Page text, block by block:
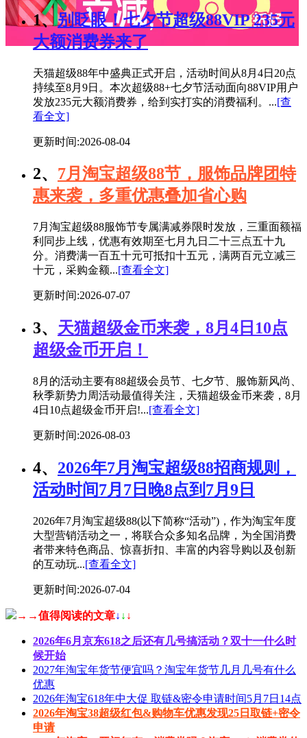
1、 别眨眼！七夕节超级88VIP 235元
大额消费券来了
天猫超级88年中盛典正式开启，活动时间从8月4日20点
持续至8月9日。本次超级88+七夕节活动面向88VIP用户
发放235元大额消费券，给到实打实的消费福利。...[查
看全文]
更新时间:2026-08-04
2、 7月淘宝超级88节，服饰品牌团特
惠来袭，多重优惠叠加省心购
7月淘宝超级88服饰节专属满减券限时发放，三重面额福
利同步上线，优惠有效期至七月九日二十三点五十九
分。消费满一百五十元可抵扣十五元，满两百元立减三
十元，采购金额...[查看全文]
更新时间:2026-07-07
3、 天猫超级金币来袭，8月4日10点
超级金币开启！
8月的活动主要有88超级会员节、七夕节、服饰新风尚、
秋季新势力周活动最值得关注，天猫超级金币来袭，8月
4日10点超级金币开启!...[查看全文]
更新时间:2026-08-03
4、 2026年7月淘宝超级88招商规则，
活动时间7月7日晚8点到7月9日
2026年7月淘宝超级88(以下简称“活动”)，作为淘宝年度
大型营销活动之一，将联合众多知名品牌，为全国消费
者带来特色商品、惊喜折扣、丰富的内容导购以及创新
的互动玩...[查看全文]
更新时间:2026-07-04
→→值得阅读的文章↓ ↓ ↓
2026年6月京东618之后还有几号搞活动？双十一什么时
候开始
2027年淘宝年货节便宜吗？淘宝年货节几月几号有什么
优惠
2026年淘宝618年中大促 取链&密令申请时间5月7日14点
2026年淘宝38超级红包&购物车优惠发现25日取链+密令
申请